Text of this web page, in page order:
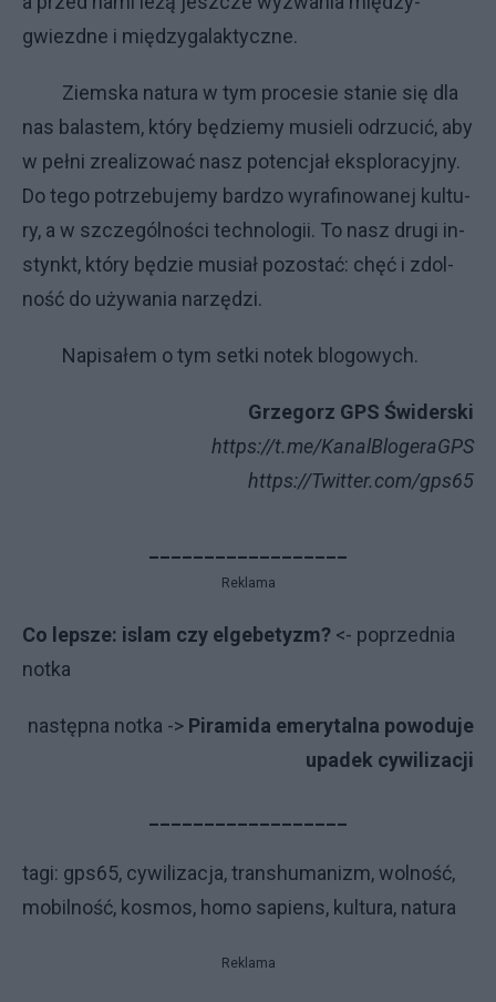
gwiezd­ne i mię­dzy­ga­lak­tycz­ne.
Ziem­ska na­tu­ra w tym pro­ce­sie sta­nie się dla
nas ba­la­stem, któ­ry bę­dzie­my mu­sie­li od­rzu­cić, aby
w peł­ni zre­ali­zo­wać na­sz po­ten­cjał eks­plo­ra­cyj­ny.
Do te­go po­trze­bu­je­my bar­dzo wy­ra­fi­no­wa­nej kul­tu­
ry, a w szcze­gól­no­ści tech­no­lo­gii. To na­sz dru­gi in­
stynkt, któ­ry bę­dzie mu­siał po­zo­stać: chęć i zdol­
no­ść do uży­wa­nia na­rzę­dzi.
Na­pi­sa­łem o tym set­ki no­tek blo­go­wy­ch.
Grzegorz GPS Świderski
https://t.me/KanalBlogeraGPS
https://Twitter.com/gps65
Reklama
Co lepsze: islam czy elgebetyzm? <- poprzednia
notka
na­stęp­na not­ka -> Piramida emerytalna powoduje
upadek cywilizacji
tagi: gps65, cywilizacja, transhumanizm, wolność,
mobilność, kosmos, homo sapiens, kultura, natura
Reklama